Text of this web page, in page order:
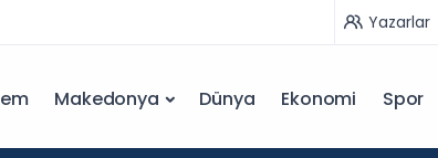
Yazarlar
Makedonya Dünya Ekonomi Spor